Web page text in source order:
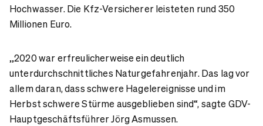
Hochwasser. Die Kfz-Versicherer leisteten rund 350
Millionen Euro.
„2020 war erfreulicherweise ein deutlich
unterdurchschnittliches Naturgefahrenjahr. Das lag vor
allem daran, dass schwere Hagelereignisse und im
Herbst schwere Stürme ausgeblieben sind“, sagte GDV-
Hauptgeschäftsführer Jörg Asmussen.